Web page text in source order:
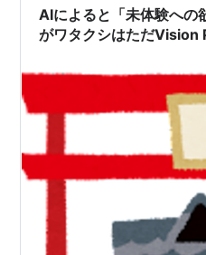
ょう。ではその3パターンで
考えてみたいと思いま…
AIによると「未体験への
がワタクシはただVision